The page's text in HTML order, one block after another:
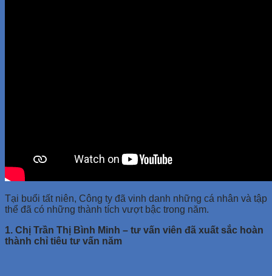
Tại buổi tất niên, Công ty đã vinh danh những cá nhân và tập
thể đã có những thành tích vượt bậc trong năm.
1. Chị Trần Thị Bình Minh – tư vấn viên đã xuất sắc hoàn
thành chỉ tiêu tư vấn năm